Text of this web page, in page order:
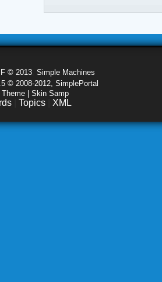
© 2013 Simple Machines
© 2008-2012, SimplePortal
| Skin Samp
Topics XML